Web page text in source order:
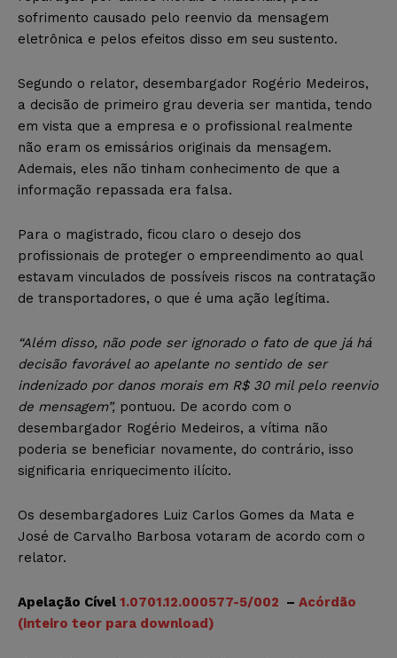
sofrimento causado pelo reenvio da mensagem
eletrônica e pelos efeitos disso em seu sustento.
Segundo o relator, desembargador Rogério Medeiros,
a decisão de primeiro grau deveria ser mantida, tendo
em vista que a empresa e o profissional realmente
não eram os emissários originais da mensagem.
Ademais, eles não tinham conhecimento de que a
informação repassada era falsa.
Para o magistrado, ficou claro o desejo dos
profissionais de proteger o empreendimento ao qual
estavam vinculados de possíveis riscos na contratação
de transportadores, o que é uma ação legítima.
“Além disso, não pode ser ignorado o fato de que já há
decisão favorável ao apelante no sentido de ser
indenizado por danos morais em R$ 30 mil pelo reenvio
de mensagem”, pontuou. De acordo com o
desembargador Rogério Medeiros, a vítima não
poderia se beneficiar novamente, do contrário, isso
significaria enriquecimento ilícito.
Os desembargadores Luiz Carlos Gomes da Mata e
José de Carvalho Barbosa votaram de acordo com o
relator.
Apelação Cível 1.0701.12.000577-5/002 – Acórdão
(inteiro teor para download)